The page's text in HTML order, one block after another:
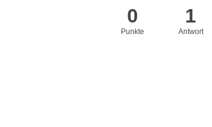
0
Punkte
1
Antwort